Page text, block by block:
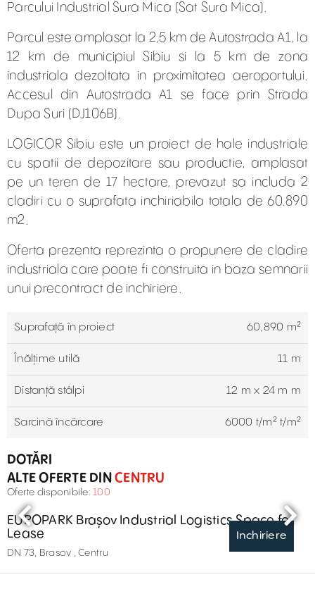
Parcului Industrial Sura Mica (Sat Sura Mica).
Parcul este amplasat la 2,5 km de Autostrada A1, la
12 km de municipiul Sibiu si la 5 km de zona
industriala dezoltata in proximitatea aeroportului.
Accesul din Autostrada A1 se face prin Strada
Dupa Suri (DJ106B).
LOGICOR Sibiu este un proiect de hale industriale
cu spatii de depozitare sau productie, amplasat
pe un teren de 17 hectare, prevazut sa includa 2
cladiri cu o suprafata inchiriabila totala de 60.890
m2.
Oferta prezenta reprezinta o propunere de cladire
industriala care poate fi construita in baza semnarii
unui precontract de inchiriere.
Suprafaţă în proiect 60,890 m²
Înălțime utilă 11 m
Distanță stâlpi 12 m x 24 m m
Sarcină încărcare 6000 t/m² t/m²
DOTĂRI
ALTE OFERTE DINCENTRU
Oferte disponibile: 100
Inchiriere
EUROPARK Brașov Industrial Logistics Space for
Lease
DN 73, Brasov , Centru